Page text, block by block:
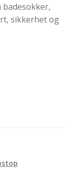
sikkerhet og